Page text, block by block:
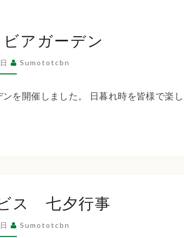
け
ぼ
の
アガーデン
日 Sumototcbn
を開催しました。 日暮れ時を皆様で楽し
良
デ
ス 七夕行事
日 Sumototcbn